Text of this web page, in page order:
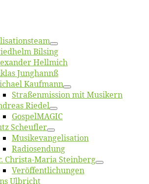
Bilsing
Hellmich
Junghannß
Kaufmann
Straßenmis­sion mit Musikern
Riedel
Gos­pel­MA­GIC
Scheuf­ler
Musikevan­ge­li­sa­tion
Ra­dio­sen­dung
Chris­­ta-Ma­ria Steinberg
Ver­öf­fent­li­chun­gen
Ulb­richt